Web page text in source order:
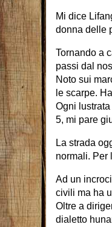
Mi dice
donna delle
Tornando a
passi dal
Noto sui
le scarpe.
Ogni
5, mi pare
La strada
normali. Per
Ad un
civili ma ha
Oltre a
dialetto